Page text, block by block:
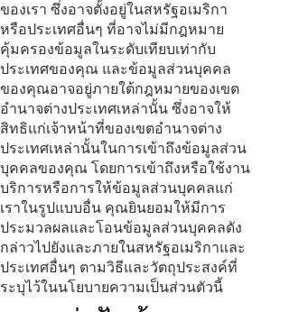
ของเรา ซึ่งอาจตั้งอยู่ในสหรัฐอเมริกา
หรือประเทศอื่นๆ ที่อาจไม่มีกฎหมาย
คุ้มครองข้อมูลในระดับเทียบเท่ากับ
ประเทศของคุณ และข้อมูลส่วนบุคคล
ของคุณอาจอยู่ภายใต้กฎหมายของเขต
อำนาจต่างประเทศเหล่านั้น ซึ่งอาจให้
สิทธิแก่เจ้าหน้าที่ของเขตอำนาจต่าง
ประเทศเหล่านั้นในการเข้าถึงข้อมูลส่วน
บุคคลของคุณ โดยการเข้าถึงหรือใช้งาน
บริการหรือการให้ข้อมูลส่วนบุคคลแก่
เราในรูปแบบอื่น คุณยินยอมให้มีการ
ประมวลผลและโอนข้อมูลส่วนบุคคลดัง
กล่าวไปยังและภายในสหรัฐอเมริกาและ
ประเทศอื่นๆ ตามวิธีและวัตถุประสงค์ที่
ระบุไว้ในนโยบายความเป็นส่วนตัวนี้